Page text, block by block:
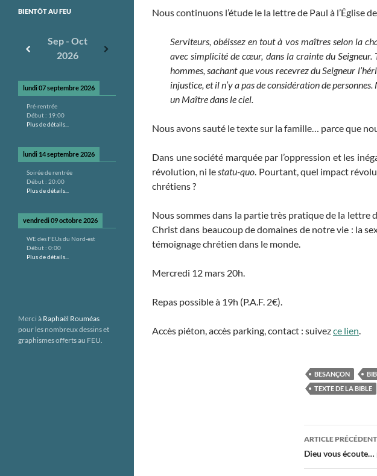
Nous continuons l’étude le la lettre de Paul à l’Église
Serviteurs, obéissez en tout à vos maîtres selon la
avec simplicité de cœur, dans la crainte du Seigneur.
hommes,sachant que vous recevrez du Seigneur
injustice, et il n’y a pas de considération de personnes.
un Maître dans le ciel.
Nous avons sauté le texte sur la famille… parce que
Dans une société marquée par l’oppression et les
révolution, ni lestatu-quo. Pourtant, quel impact
chrétiens ?
Nous sommes dans la partie très pratique de la lettre
Christ dans beaucoup de domaines de notre vie : la
témoignage chrétien dans le monde.
Mercredi 12 mars 20h.
Repas possible à 19h (P.A.F. 2€).
Accès piéton, accès parking, contact : suivezce lien.
BESANÇON
TEXTE DE LA BIBLE
ARTICLE PRÉCÉDENT
Dieu vous
BIENTÔT AU FEU
Sep - Oct
2026
lundi 07 septembre 2026
Pré-rentrée
Début : 19:00
Plus de détails...
lundi 14 septembre 2026
Soirée de rentrée
Début : 20:00
Plus de détails...
vendredi 09 octobre 2026
WE des FEUs du Nord-est
Début : 0:00
Plus de détails...
Merci à Raphaël Rouméas
pour les nombreux dessins et
graphismes offerts au FEU.